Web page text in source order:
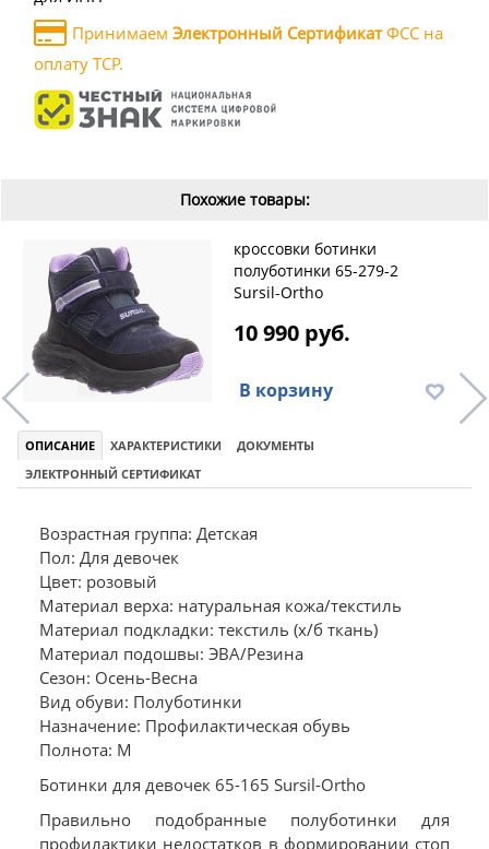
Принимаем Электронный СертификатФСС на
оплату ТСР.
Похожие товары:
кроссовки ботинки
полуботинки 65-279-2
Sursil-Ortho
10 990 руб.
В корзину
ОПИСАНИЕ ХАРАКТЕРИСТИКИ
ДОКУМЕНТЫ
ЭЛЕКТРОННЫЙ СЕРТИФИКАТ
Возрастная группа: Детская
Пол: Для девочек
Цвет: розовый
Материал верха: натуральная кожа/текстиль
Материал подкладки: текстиль (х/б ткань)
Материал подошвы: ЭВА/Резина
Сезон: Осень-Весна
Вид обуви: Полуботинки
Назначение: Профилактическая обувь
Полнота: M
Ботинки для девочек 65-165 Sursil-Ortho
Правильно подобранные полуботинки для
профилактики недостатков в формировании стоп